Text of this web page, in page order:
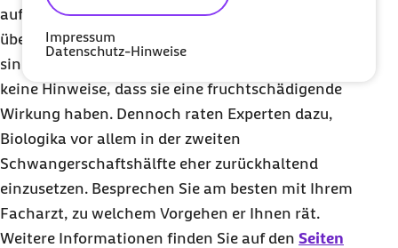
Impressum
Datenschutz-Hinweise
auf spezifische Weise und unterdrücken die
überschießende Immunantwort. Die Medikamente
sind zwar noch relativ neu, aber bislang gibt es
keine Hinweise, dass sie eine fruchtschädigende
Wirkung haben. Dennoch raten Experten dazu,
Biologika vor allem in der zweiten
Schwangerschaftshälfte eher zurückhaltend
einzusetzen. Besprechen Sie am besten mit Ihrem
Facharzt, zu welchem Vorgehen er Ihnen rät.
Weitere Informationen finden Sie auf den Seiten